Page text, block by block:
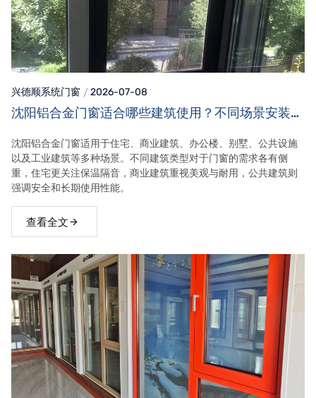
兴德顺系统门窗 2026-07-08
沈阳铝合金门窗适合哪些建筑使用？不同场景安装需
沈阳铝合金门窗适用于住宅、商业建筑、办公楼、别墅、公共设施
以及工业建筑等多种场景。不同建筑类型对于门窗的需求各有侧
重，住宅更关注保温隔音，商业建筑重视美观与耐用，公共建筑则
强调安全和长期使用性能。
查看全文